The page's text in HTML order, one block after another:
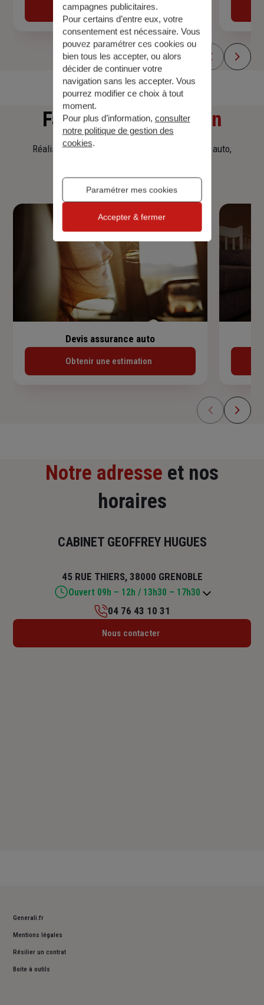
Découvrir
Faitesune simulation
Réalisez une simulation tarifaire d'assurance, auto,
Devis assurance auto
Obtenir une estimation
Notre adresse et nos
horaires
CABINET GEOFFREY HUGUES
45 RUE THIERS, 38000 GRENOBLE
Ouvert 09h – 12h / 13h30 – 17h30
Lundi : 09h – 12h / 13h30 – 17h30
04 76 43 10 31
Nous contacter
Generali.fr
Mentions légales
Résilier un contrat
Boite à outils
campagnes publicitaires.
Pour certains d’entre eux, votre
consentement est nécessaire. Vous
pouvez paramétrer ces cookies ou
bien tous les accepter, ou alors
décider de continuer votre
navigation sans les accepter. Vous
pourrez modifier ce choix à tout
moment.
Pour plus d’information, consulter
notre politique de gestion des
cookies.
Paramétrer mes cookies
Accepter & fermer